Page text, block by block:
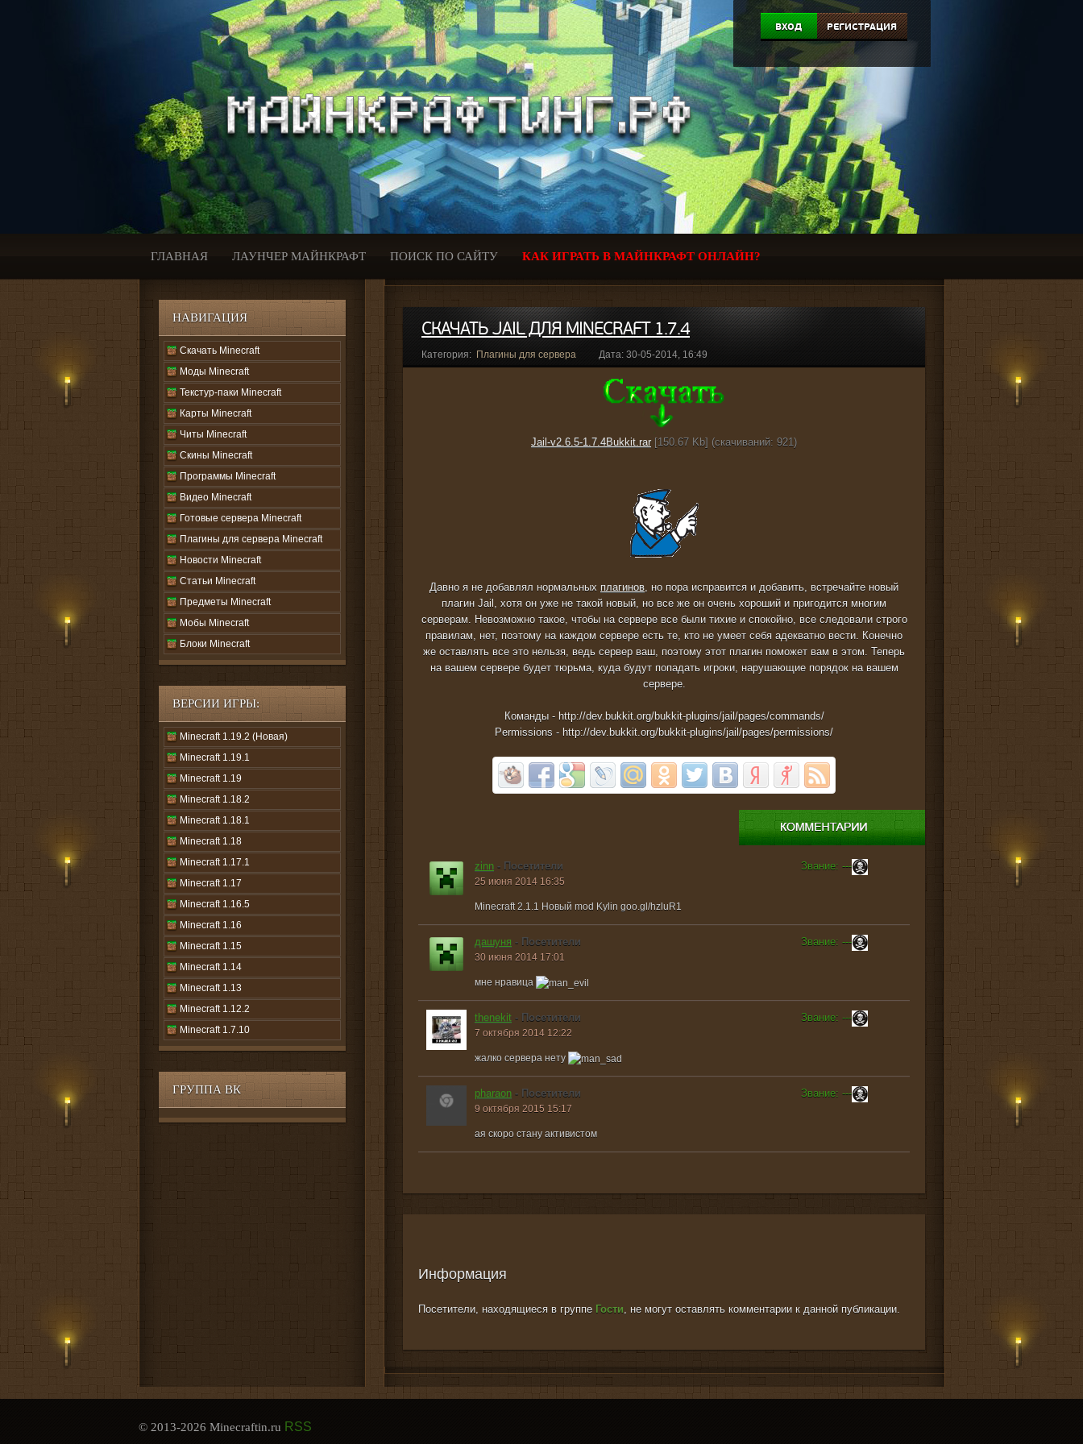
ВХОД РЕГИСТРАЦИЯ
ГЛАВНАЯ ЛАУНЧЕР МАЙНКРАФТ ПОИСК ПО САЙТУ КАК ИГРАТЬ В МАЙНКРАФТ ОНЛАЙН?
НАВИГАЦИЯ
Скачать Minecraft
Моды Minecraft
Текстур-паки Minecraft
Карты Minecraft
Читы Minecraft
Скины Minecraft
Программы Minecraft
Видео Minecraft
Готовые сервера Minecraft
Плагины для сервера Minecraft
Новости Minecraft
Статьи Minecraft
Предметы Minecraft
Мобы Minecraft
Блоки Minecraft
ВЕРСИИ ИГРЫ:
Minecraft 1.19.2 (Новая)
Minecraft 1.19.1
Minecraft 1.19
Minecraft 1.18.2
Minecraft 1.18.1
Minecraft 1.18
Minecraft 1.17.1
Minecraft 1.17
Minecraft 1.16.5
Minecraft 1.16
Minecraft 1.15
Minecraft 1.14
Minecraft 1.13
Minecraft 1.12.2
Minecraft 1.7.10
ГРУППА ВК
СКАЧАТЬ JAIL ДЛЯ MINECRAFT 1.7.4
Категория: Плагины для сервера Дата: 30-05-2014, 16:49
Jail-v2.6.5-1.7.4Bukkit.rar [150.67 Kb] (cкачиваний: 921)
Давно я не добавлял нормальных плагинов, но пора исправится и добавить, встречайте новый
плагин Jail, хотя он уже не такой новый, но все же он очень хороший и пригодится многим
серверам. Невозможно такое, чтобы на сервере все были тихие и спокойно, все следовали строго
правилам, нет, поэтому на каждом сервере есть те, кто не умеет себя адекватно вести. Конечно
же оставлять все это нельзя, ведь сервер ваш, поэтому этот плагин поможет вам в этом. Теперь
на вашем сервере будет тюрьма, куда будут попадать игроки, нарушающие порядок на вашем
сервере.
Команды - http://dev.bukkit.org/bukkit-plugins/jail/pages/commands/
Permissions - http://dev.bukkit.org/bukkit-plugins/jail/pages/permissions/
zinn - Посетители
25 июня 2014 16:35
Minecraft 2.1.1 Новый mod Kylin goo.gl/hzluR1
Звание: ---
дашуня - Посетители
30 июня 2014 17:01
мне нравица
Звание: ---
thenekit - Посетители
7 октября 2014 12:22
жалко сервера нету
Звание: ---
pharaon - Посетители
9 октября 2015 15:17
ая скоро стану активистом
Звание: ---
Информация
Посетители, находящиеся в группе Гости, не могут оставлять комментарии к данной публикации.
© 2013-2026 Minecraftin.ru RSS